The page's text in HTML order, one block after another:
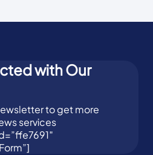
with Our
to get more
services